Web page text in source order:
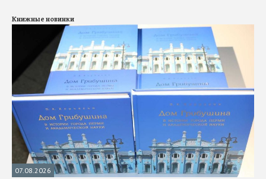
Книжные новинки
07.08.2026